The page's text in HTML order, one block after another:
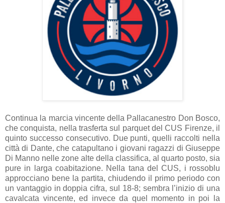
Continua la marcia vincente della Pallacanestro Don Bosco,
che conquista, nella trasferta sul parquet del CUS Firenze, il
quinto successo consecutivo. Due punti, quelli raccolti nella
città di Dante, che catapultano i giovani ragazzi di Giuseppe
Di Manno nelle zone alte della classifica, al quarto posto, sia
pure in larga coabitazione. Nella tana del CUS, i rossoblu
approcciano bene la partita, chiudendo il primo periodo con
un vantaggio in doppia cifra, sul 18-8; sembra l’inizio di una
cavalcata vincente, ed invece da quel momento in poi la